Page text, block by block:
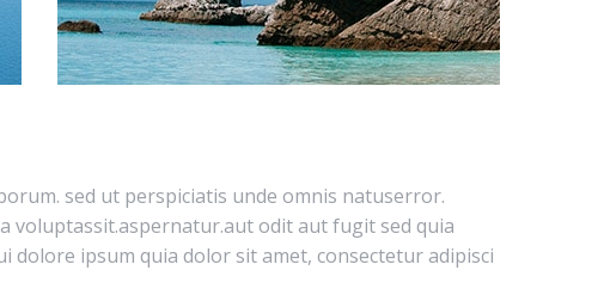
sed ut perspiciatis unde omnis natuserror.
voluptassit.aspernatur.aut odit aut fugit sed quia
ipsum quia dolor sit amet, consectetur adipisci